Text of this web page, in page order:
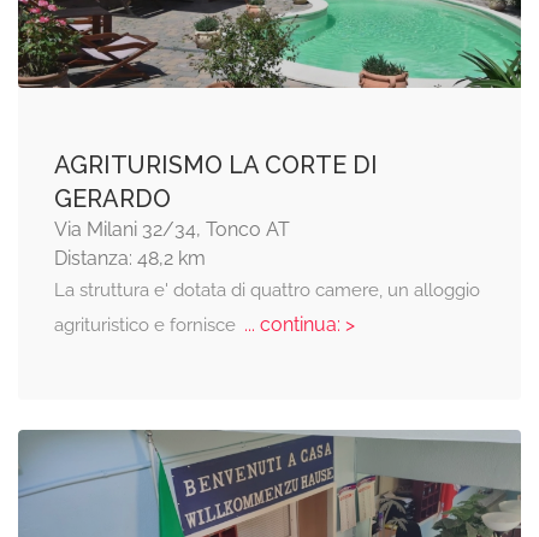
AGRITURISMO LA CORTE DI
GERARDO
Via Milani 32/34, Tonco AT
Distanza: 48,2 km
La struttura e' dotata di quattro camere, un alloggio
agrituristico e fornisce... continua: >